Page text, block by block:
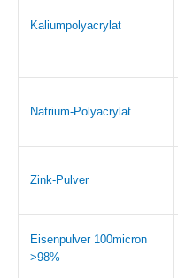
Kaliumpolyacrylat
Natrium-Polyacrylat
Zink-Pulver
Eisenpulver 100micron
>98%